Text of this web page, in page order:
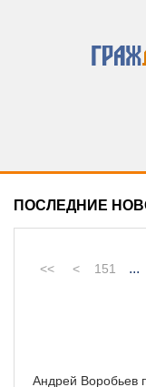
ПОСЛЕДНИЕ
<< < 151 ...
Андрей Воробьев